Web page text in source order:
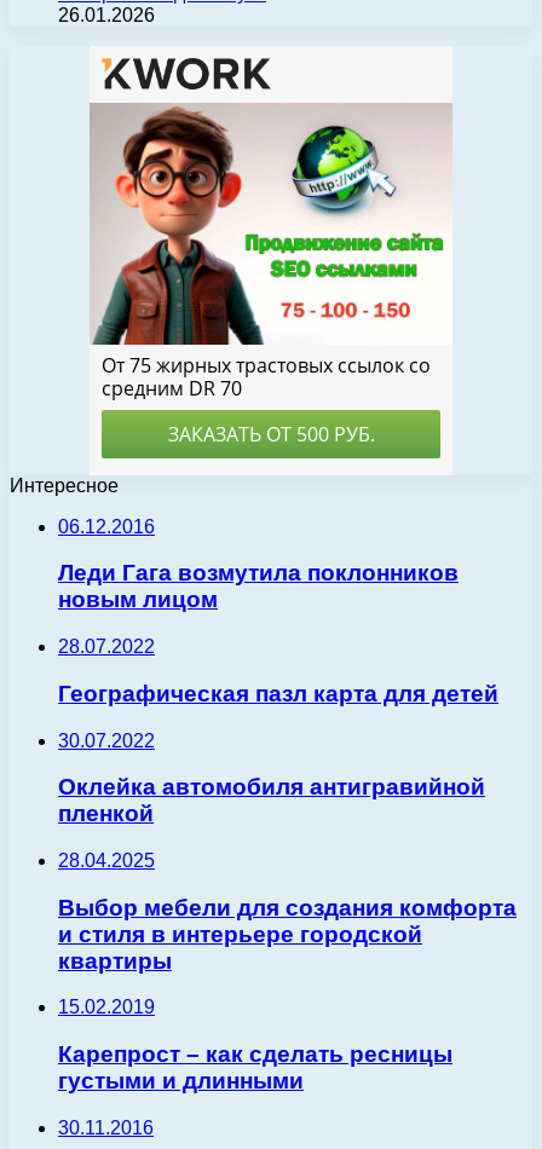
26.01.2026
Интересное
06.12.2016
Леди Гага возмутила поклонников
новым лицом
28.07.2022
Географическая пазл карта для детей
30.07.2022
Оклейка автомобиля антигравийной
пленкой
28.04.2025
Выбор мебели для создания комфорта
и стиля в интерьере городской
квартиры
15.02.2019
Карепрост – как сделать ресницы
густыми и длинными
30.11.2016